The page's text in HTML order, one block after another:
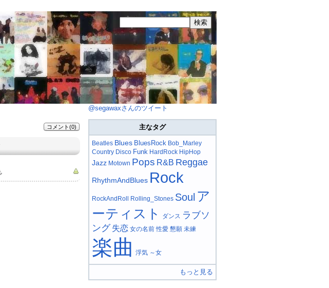
コメント(0)
@segawaxさんのツイート
主なタグ
Beatles Blues BluesRock Bob_Marley
Country Disco Funk HardRock HipHop
Jazz Motown Pops R&B Reggae
RhythmAndBlues Rock
RockAndRoll Rolling_Stones Soul ア
ーティスト
ダンス ラブソ
ング 失恋 女の名前 性愛 懇願 未練
楽曲 浮気 ～女
もっと見る